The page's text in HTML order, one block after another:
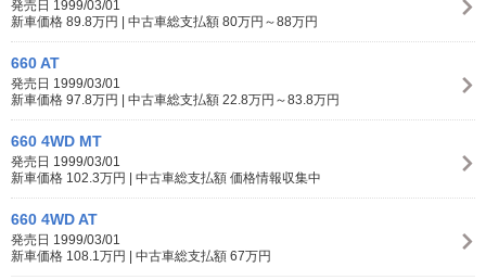
発売日 1999/03/01
新車価格 89.8万円 | 中古車総支払額 80万円～88万円
660 AT
発売日 1999/03/01
新車価格 97.8万円 | 中古車総支払額 22.8万円～83.8万円
660 4WD MT
発売日 1999/03/01
新車価格 102.3万円 | 中古車総支払額 価格情報収集中
660 4WD AT
発売日 1999/03/01
新車価格 108.1万円 | 中古車総支払額 67万円